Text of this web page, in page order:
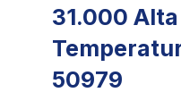
31.000 Alta
50979